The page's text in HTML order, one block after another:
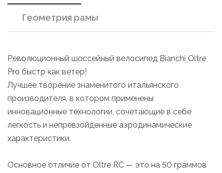
Геометрия рамы
Революционный шоссейный велосипед Bianchi Oltre
Pro быстр как ветер!
Лучшее творение знаменитого итальянского
производителя, в котором применены
инновационные технологии, сочетающие в себе
легкость и непревзойденные аэродинамические
характеристики.
Основное отличие от Oltre RC — это на 50 граммов